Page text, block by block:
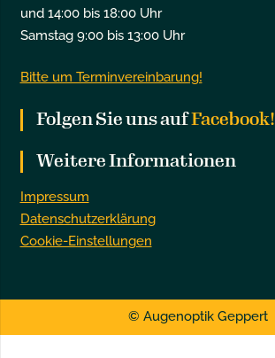
und 14:00 bis 18:00 Uhr
Samstag 9:00 bis 13:00 Uhr
Bitte um Terminvereinbarung!
Folgen Sie uns aufFacebook!
Weitere Informationen
Impressum
Datenschutzerklärung
Cookie-Einstellungen
© Augenoptik Geppert